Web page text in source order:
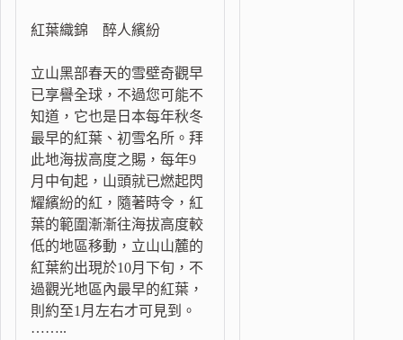
紅葉織錦 醉人繽紛
立山黑部春天的雪壁奇觀早
已享譽全球，不過您可能不
知道，它也是日本每年秋冬
最早的紅葉、初雪名所。拜
此地海拔高度之賜，每年9
月中旬起，山頭就已燃起閃
耀繽紛的紅，隨著時令，紅
葉的範圍漸漸往海拔高度較
低的地區移動，立山山麓的
紅葉約出現於10月下旬，不
過觀光地區內最早的紅葉，
則約至1月左右才可見到。
……..